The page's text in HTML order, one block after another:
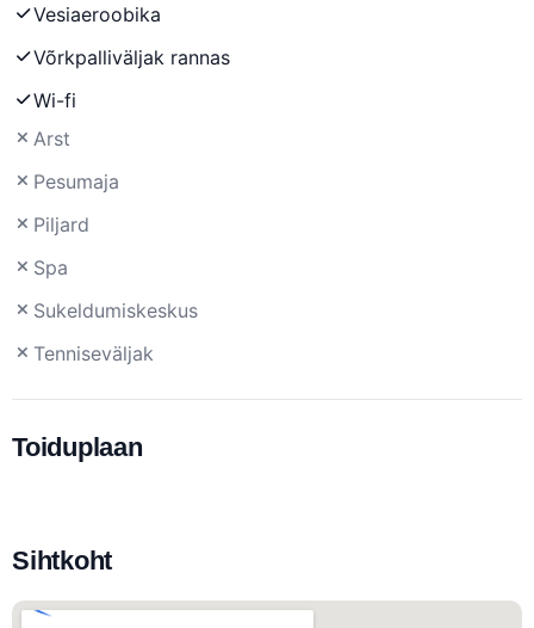
Vesiaeroobika
Võrkpalliväljak rannas
Wi-fi
Arst
Pesumaja
Piljard
Spa
Sukeldumiskeskus
Tenniseväljak
Toiduplaan
Sihtkoht